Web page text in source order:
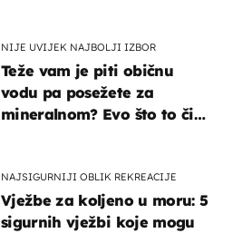
NIJE UVIJEK NAJBOLJI IZBOR
Teže vam je piti običnu
vodu pa posežete za
mineralnom? Evo što to čini
NAJSIGURNIJI OBLIK REKREACIJE
Vježbe za koljeno u moru: 5
sigurnih vježbi koje mogu